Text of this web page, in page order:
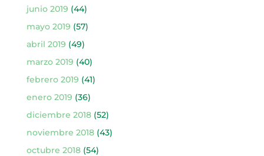
junio 2019 (44)
mayo 2019 (57)
abril 2019 (49)
marzo 2019 (40)
febrero 2019 (41)
enero 2019 (36)
diciembre 2018(52)
noviembre 2018(43)
octubre 2018(54)